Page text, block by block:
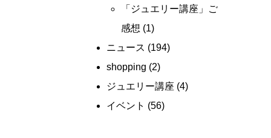
「ジュエリー講座」ご
感想 (1)
ニュース (194)
shopping (2)
ジュエリー講座 (4)
イベント (56)